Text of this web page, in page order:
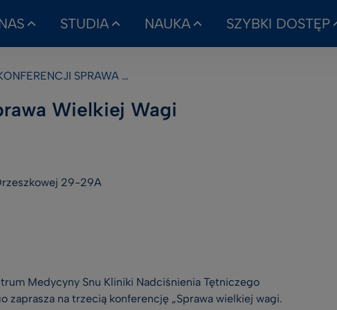
STUDIA NAUKA SZYBKI DOSTĘP
SPRAWA WIELKIEJ WAGI
Wielkiej Wagi
29-29A
Medycyny Snu Kliniki Nadciśnienia Tętniczego
na trzecią konferencję „Sprawa wielkiej wagi.